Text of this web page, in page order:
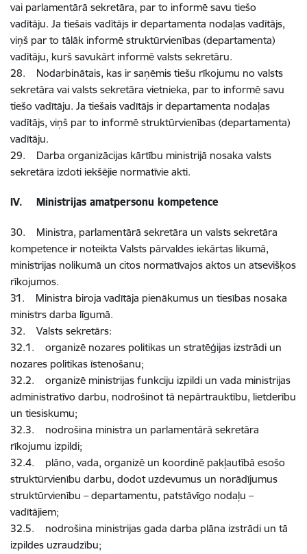
vai parlamentārā sekretāra, par to informē savu tiešo
vadītāju. Ja tiešais vadītājs ir departamenta nodaļas vadītājs,
viņš par to tālāk informē struktūrvienības (departamenta)
vadītāju, kurš savukārt informē valsts sekretāru.
28. Nodarbinātais, kas ir saņēmis tiešu rīkojumu no valsts
sekretāra vai valsts sekretāra vietnieka, par to informē savu
tiešo vadītāju. Ja tiešais vadītājs ir departamenta nodaļas
vadītājs, viņš par to informē struktūrvienības (departamenta)
vadītāju.
29. Darba organizācijas kārtību ministrijā nosaka valsts
sekretāra izdoti iekšējie normatīvie akti.
IV. Ministrijas amatpersonu kompetence
30. Ministra, parlamentārā sekretāra un valsts sekretāra
kompetence ir noteikta Valsts pārvaldes iekārtas likumā,
ministrijas nolikumā un citos normatīvajos aktos un atsevišķos
rīkojumos.
31. Ministra biroja vadītāja pienākumus un tiesības nosaka
ministrs darba līgumā.
32. Valsts sekretārs:
32.1. organizē nozares politikas un stratēģijas izstrādi un
nozares politikas īstenošanu;
32.2. organizē ministrijas funkciju izpildi un vada ministrijas
administratīvo darbu, nodrošinot tā nepārtrauktību, lietderību
un tiesiskumu;
32.3. nodrošina ministra un parlamentārā sekretāra
rīkojumu izpildi;
32.4. plāno, vada, organizē un koordinē pakļautībā esošo
struktūrvienību darbu, dodot uzdevumus un norādījumus
struktūrvienību – departamentu, patstāvīgo nodaļu –
vadītājiem;
32.5. nodrošina ministrijas gada darba plāna izstrādi un tā
izpildes uzraudzību;